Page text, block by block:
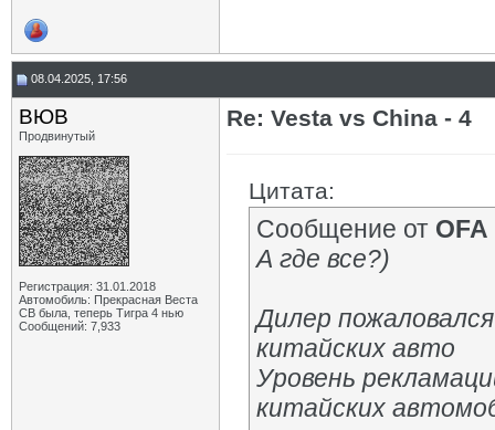
08.04.2025, 17:56
ВЮВ
Продвинутый
Регистрация: 31.01.2018
Автомобиль: Прекрасная Веста
СВ была, теперь Тигра 4 нью
Сообщений: 7,933
Re: Vesta vs China - 4
Цитата:
Сообщение от OFA
А где все?)
Дилер
китайских авто
Уровень
китайских